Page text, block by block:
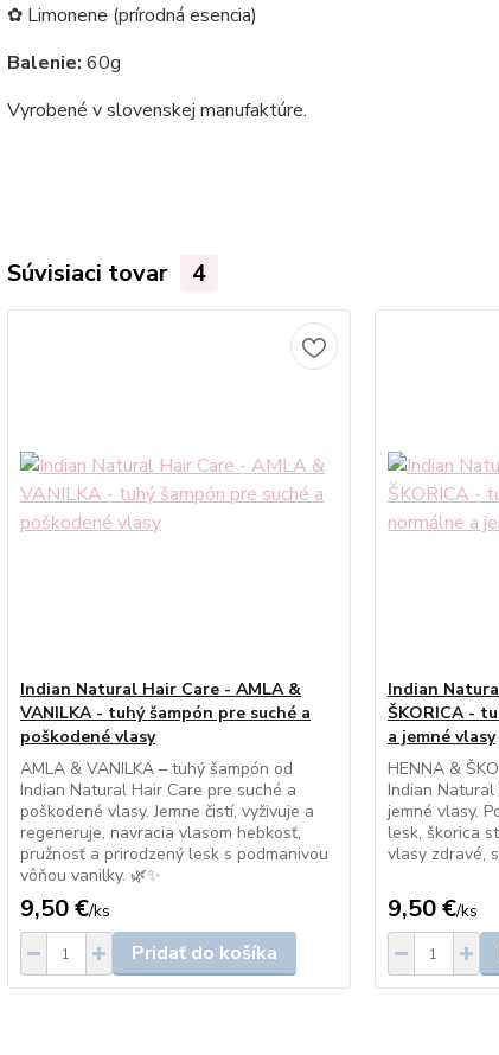
✿ Limonene (prírodná esencia)
Balenie: 60g
Vyrobené v slovenskej manufaktúre.
Súvisiaci tovar 4
Indian Natural Hair Care - AMLA &
VANILKA - tuhý šampón pre suché a
poškodené vlasy
AMLA & VANILKA – tuhý šampón od
Indian Natural Hair Care pre suché a
poškodené vlasy. Jemne čistí, vyživuje a
regeneruje, navracia vlasom hebkosť,
pružnosť a prirodzený lesk s podmanivou
vôňou vanilky. 🌿✨
9,50 €/ks
Pridať do košíka
Indian
ŠKORICA -
a jemné vlasy
HENNA &
Indian
jemné vlasy.
lesk, škorica
vlasy zdravé,
9,50 €/ks